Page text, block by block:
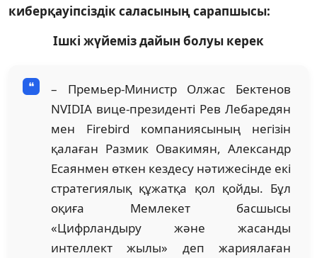
киберқауіпсіздік саласының сарапшысы:
Ішкі жүйеміз дайын болуы керек
– Премьер-Министр Олжас Бектенов
NVIDIA вице-президенті Рев Лебаредян
мен Firebird компаниясының негізін
қалаған Размик Овакимян, Александр
Есаянмен өткен кездесу нәтижесінде екі
стратегиялық құжатқа қол қойды. Бұл
оқиға Мемлекет басшысы
«Цифрландыру және жасанды
интеллект жылы» деп жариялаған